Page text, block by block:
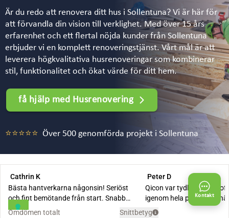
Är du redo att renovera ditt hus i Sollentuna? Vi är här för
att förvandla din vision till verklighet. Med över 15 års
erfarenhet och ett flertal nöjda kunder från Sollentuna
erbjuder vi en komplett renoveringstjänst. Vårt mål är att
leverera högkvalitativa husrenoveringar som kombinerar
stil, funktionalitet och ökat värde för ditt hem.
få hjälp med Husrenovering
⭐⭐⭐⭐⭐ Över 500 genomförda projekt i Sollentuna
Kontakt